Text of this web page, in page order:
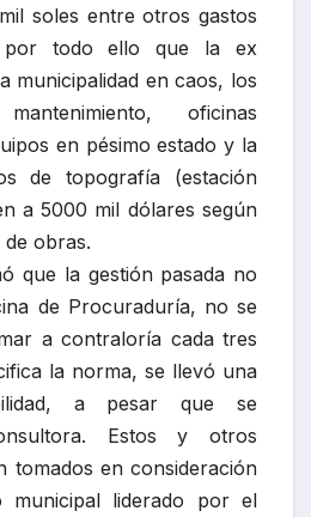
soles entre otros gastos
por todo ello que la ex
municipalidad en caos, los
oficinas
en pésimo estado y la
de topografía (estación
a 5000 mil dólares según
obras.
que la gestión pasada no
de Procuraduría, no se
a contraloría cada tres
la norma, se llevó una
a pesar que se
Estos y otros
tomados en consideración
municipal liderado por el